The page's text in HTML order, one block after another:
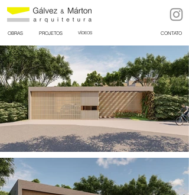
PROJETOS
OBRAS VÍDEOS CONTATO